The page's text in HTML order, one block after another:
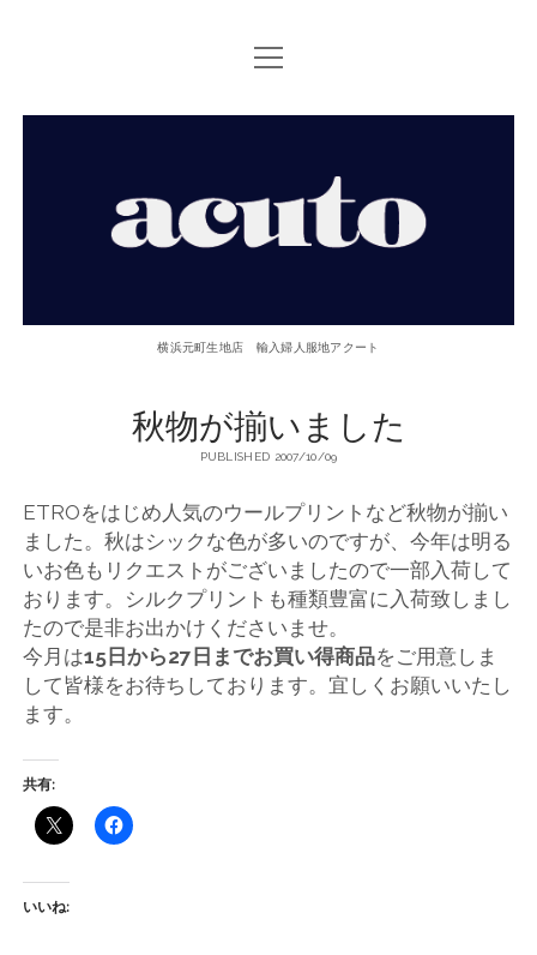
TOP PAGE
ACUTOについて
open
menu
元
地
店
輸
入
婦
人
服
地
横浜元町生地店 輸入婦人服地アクート
秋物が揃いました
PUBLISHED 2007/10/09
ETROをはじめ人気のウールプリントなど秋物が揃い
ました。秋はシックな色が多いのですが、今年は明る
いお色もリクエストがございましたので一部入荷して
おります。シルクプリントも種類豊富に入荷致しまし
たので是非お出かけくださいませ。
今月は15日から27日までお買い得商品をご用意しま
して皆様をお待ちしております。宜しくお願いいたし
ます。
共有:
いいね: